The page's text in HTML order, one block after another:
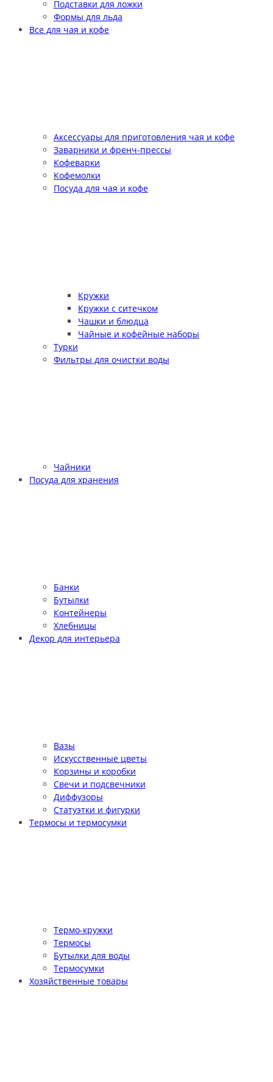
Подставки для ложки
Формы для льда
Все для чая и кофе
Аксессуары для приготовления чая и кофе
Заварники и френч-прессы
Кофеварки
Кофемолки
Посуда для чая и кофе
Кружки
Кружки с ситечком
Чашки и блюдца
Чайные и кофейные наборы
Турки
Фильтры для очистки воды
Чайники
Посуда для хранения
Банки
Бутылки
Контейнеры
Хлебницы
Декор для интерьера
Вазы
Искусственные цветы
Корзины и коробки
Свечи и подсвечники
Диффузоры
Статуэтки и фигурки
Термосы и термосумки
Термо-кружки
Термосы
Бутылки для воды
Термосумки
Хозяйственные товары